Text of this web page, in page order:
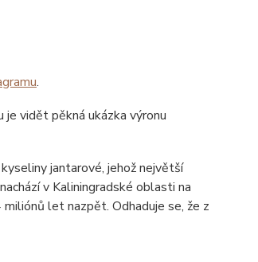
.
vidět pěkná ukázka výronu
jantarové, jehož největší
v Kaliningradské oblasti na
let nazpět. Odhaduje se, že z